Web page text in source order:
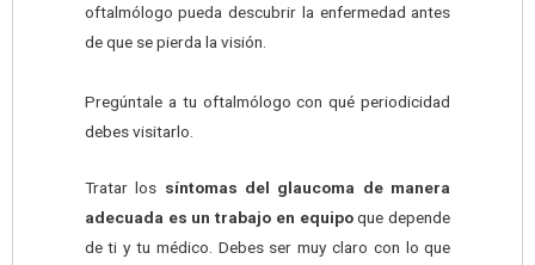
oftalmólogo pueda descubrir la enfermedad antes
de que se pierda la visión.
Pregúntale a tu oftalmólogo con qué periodicidad
debes visitarlo.
Tratar los síntomas del glaucoma de manera
adecuada es un trabajo en equipoque depende
de ti y tu médico. Debes ser muy claro con lo que